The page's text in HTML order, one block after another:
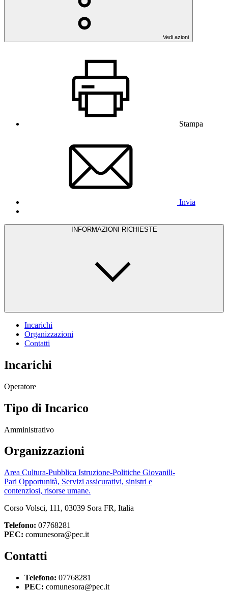
Vedi azioni
Stampa
Invia
INFORMAZIONI RICHIESTE
Incarichi
Organizzazioni
Contatti
Incarichi
Operatore
Tipo di Incarico
Amministrativo
Organizzazioni
Area Cultura-Pubblica Istruzione-Politiche Giovanili-
Pari Opportunità, Servizi assicurativi, sinistri e
contenziosi, risorse umane.
Corso Volsci, 111, 03039 Sora FR, Italia
Telefono: 07768281
PEC: comunesora@pec.it
Contatti
Telefono: 07768281
PEC: comunesora@pec.it